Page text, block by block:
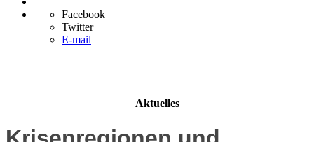
Facebook
Twitter
E-mail
Aktuelles